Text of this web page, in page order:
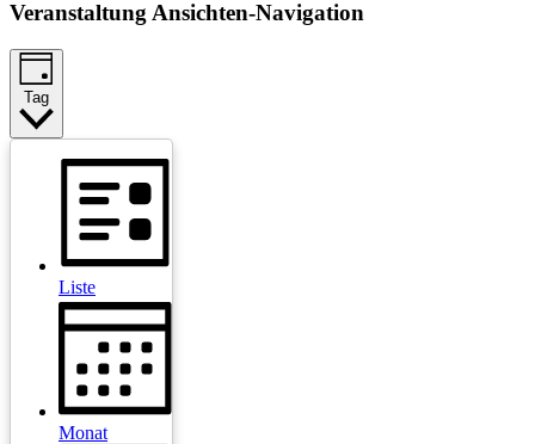
Veranstaltung Ansichten-Navigation
Tag
Liste
Monat